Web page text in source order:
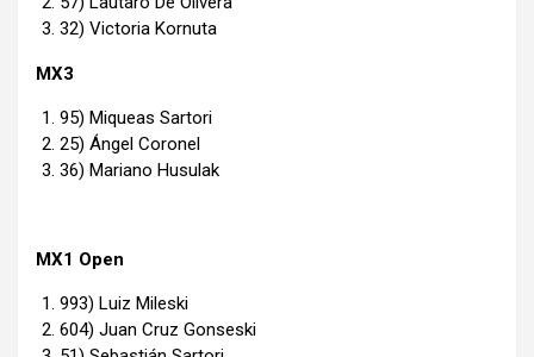
32) Victoria Kornuta
MX3
95) Miqueas Sartori
25) Ángel Coronel
36) Mariano Husulak
MX1 Open
993) Luiz Mileski
604) Juan Cruz Gonseski